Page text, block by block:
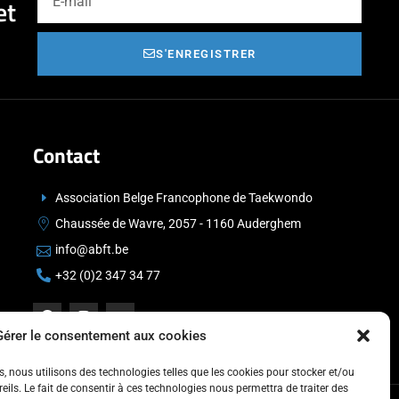
le consentement aux cookies
nous utilisons des technologies telles que les cookies pour stocker et/ou
Le fait de consentir à ces technologies nous permettra de traiter des
S'ENREGISTRER
Contact
Association Belge Francophone de Taekwondo
Chaussée de Wavre, 2057 - 1160 Auderghem
info@abft.be
+32 (0)2 347 34 77